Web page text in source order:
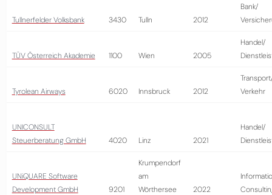
Tullnerfelder Volksbank 3430 Tulln 2012
Bank/
TÜV Österreich Akademie 1100 Wien 2005
Handel/
Tyrolean Airways 6020 Innsbruck 2012
Verkehr
UNICONSULT
Steuerberatung GmbH
4020 Linz 2021
Handel/
UNiQUARE Software
Development GmbH
9201
Krumpendorf
am
Wörthersee
2022